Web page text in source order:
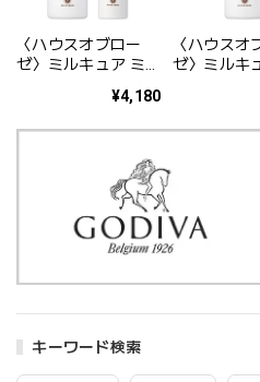
キーワード検索
〈ハウスオブロー
ゼ〉ミルキュア ミー
＆ パウダー50g¥4,180
〈ハウスオ
ゼ〉ミルキ